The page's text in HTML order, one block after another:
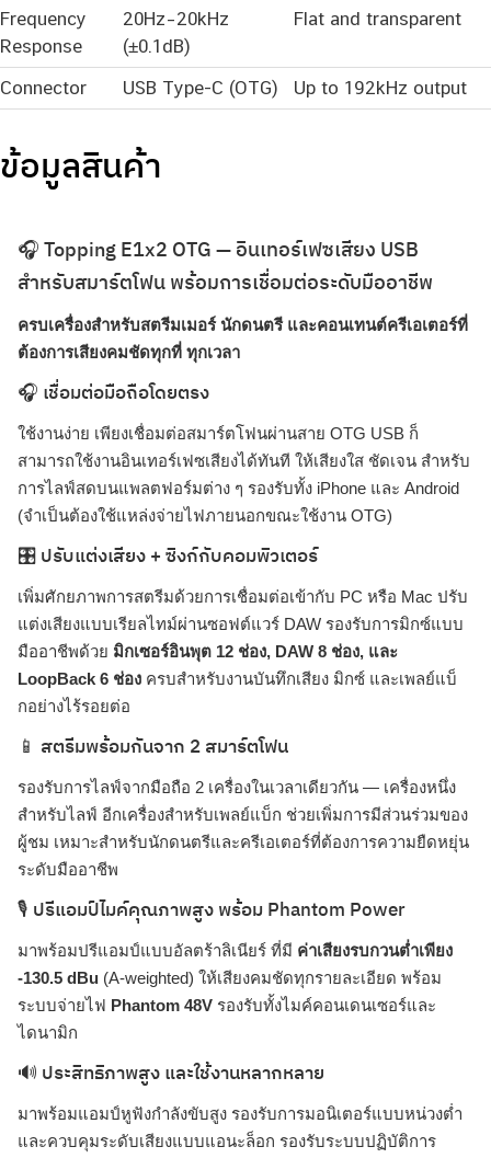
Frequency
Response
20Hz–20kHz
(±0.1dB)
Flat and transparent
Connector USB Type-C (OTG) Up to 192kHz output
ข้อมูลสินค้า
🎧 Topping E1x2 OTG — อินเทอร์เฟซเสียง USB
สำหรับสมาร์ตโฟน พร้อมการเชื่อมต่อระดับมืออาชีพ
ครบเครื่องสำหรับสตรีมเมอร์ นักดนตรี และคอนเทนต์ครีเอเตอร์ที่
ต้องการเสียงคมชัดทุกที่ ทุกเวลา
🎧 เชื่อมต่อมือถือโดยตรง
ใช้งานง่าย เพียงเชื่อมต่อสมาร์ตโฟนผ่านสาย OTG USB ก็
สามารถใช้งานอินเทอร์เฟซเสียงได้ทันที ให้เสียงใส ชัดเจน สำหรับ
การไลฟ์สดบนแพลตฟอร์มต่าง ๆ รองรับทั้ง iPhone และ Android
(จำเป็นต้องใช้แหล่งจ่ายไฟภายนอกขณะใช้งาน OTG)
🎛️ ปรับแต่งเสียง + ซิงก์กับคอมพิวเตอร์
เพิ่มศักยภาพการสตรีมด้วยการเชื่อมต่อเข้ากับ PC หรือ Mac ปรับ
แต่งเสียงแบบเรียลไทม์ผ่านซอฟต์แวร์ DAW รองรับการมิกซ์แบบ
มืออาชีพด้วย มิกเซอร์อินพุต 12 ช่อง, DAW 8 ช่อง, และ
LoopBack 6 ช่อง ครบสำหรับงานบันทึกเสียง มิกซ์ และเพลย์แบ็
กอย่างไร้รอยต่อ
📱 สตรีมพร้อมกันจาก 2 สมาร์ตโฟน
รองรับการไลฟ์จากมือถือ 2 เครื่องในเวลาเดียวกัน — เครื่องหนึ่ง
สำหรับไลฟ์ อีกเครื่องสำหรับเพลย์แบ็ก ช่วยเพิ่มการมีส่วนร่วมของ
ผู้ชม เหมาะสำหรับนักดนตรีและครีเอเตอร์ที่ต้องการความยืดหยุ่น
ระดับมืออาชีพ
🎙️ ปรีแอมป์ไมค์คุณภาพสูง พร้อม Phantom Power
มาพร้อมปรีแอมป์แบบอัลตร้าลิเนียร์ ที่มี ค่าเสียงรบกวนต่ำเพียง
-130.5 dBu (A-weighted) ให้เสียงคมชัดทุกรายละเอียด พร้อม
ระบบจ่ายไฟ Phantom 48V รองรับทั้งไมค์คอนเดนเซอร์และ
ไดนามิก
🔊 ประสิทธิภาพสูง และใช้งานหลากหลาย
มาพร้อมแอมป์หูฟังกำลังขับสูง รองรับการมอนิเตอร์แบบหน่วงต่ำ
และควบคุมระดับเสียงแบบแอนะล็อก รองรับระบบปฏิบัติการ